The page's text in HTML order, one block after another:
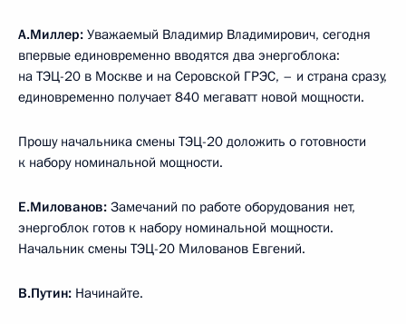
А.Миллер: Уважаемый Владимир Владимирович, сегодня
впервые единовременно вводятся два энергоблока:
на ТЭЦ-20 в Москве и на Серовской ГРЭС, – и страна сразу,
единовременно получает 840 мегаватт новой мощности.
Прошу начальника смены ТЭЦ-20 доложить о готовности
к набору номинальной мощности.
Е.Милованов: Замечаний по работе оборудования нет,
энергоблок готов к набору номинальной мощности.
Начальник смены ТЭЦ-20 Милованов Евгений.
В.Путин: Начинайте.